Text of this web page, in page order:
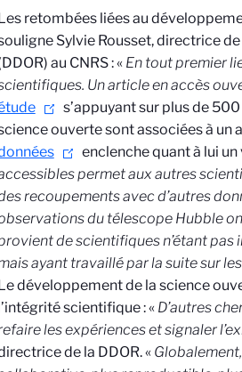
retombées liées au
Sylvie Rousset, directrice
au CNRS : « En tout premier
Un article en accès
s’appuyant sur plus de
ouverte sont associées à
enclenche quant à lui
permet aux autres
recoupements avec d’autres
du télescope Hubble
de scientifiques n’étant
ayant travaillé par la suite sur
développement de la science
scientifique : « D’autres
les expériences et signaler
de la DDOR. «